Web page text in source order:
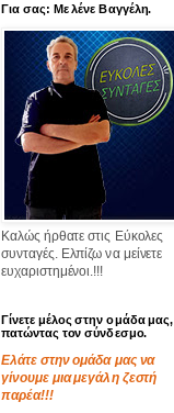
Για σας: Με λένε Βαγγέλη.
Καλώς ήρθατε στις Εύκολες
συνταγές. Ελπίζω να μείνετε
ευχαριστημένοι.!!!
Γίνετε μέλος στην ομάδα μας,
πατώντας τον σύνδεσμο.
Ελάτε στην ομάδα μας να
γίνουμε μια μεγάλη ζεστή
παρέα!!!